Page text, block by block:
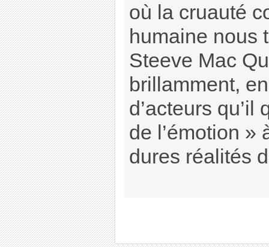
où la cruauté
humaine nous
Steeve Mac
brillamment,
d’acteurs qu’il
de l’émotion »
dures réalités